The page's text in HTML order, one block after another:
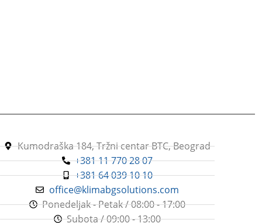
Kumodraška 184, Tržni centar BTC, Beograd
+381 11 770 28 07
+381 64 039 10 10
office@klimabgsolutions.com
Ponedeljak - Petak / 08:00 - 17:00
Subota / 09:00 - 13:00